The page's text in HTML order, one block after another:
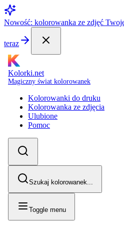
Nowość: kolorowanka ze zdjęć
teraz
Kolorki.net
Magiczny świat kolorowanek
Kolorowanki do druku
Kolorowanka ze zdjęcia
Ulubione
Pomoc
Szukaj kolorowanek...
Toggle menu